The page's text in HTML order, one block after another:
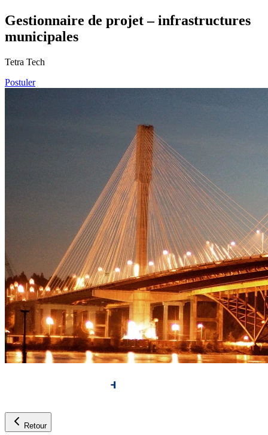
Gestionnaire de projet – infrastructures
municipales
Tetra Tech
Postuler
Retour